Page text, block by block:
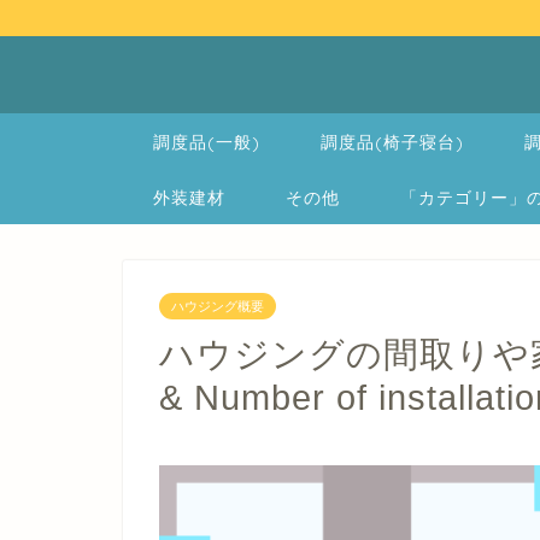
調度品(一般) 調度品(椅子寝台)
外装建材 その他 「カテゴリー
ハウジング概要
ハウジングの間取り
& Number of